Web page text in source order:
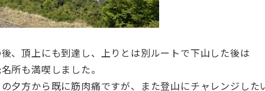
、頂上にも到達し、上りとは別ルートで下山した後は
所も満喫しました。
夕方から既に筋肉痛ですが、また登山にチャレンジした